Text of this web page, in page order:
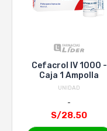
Cefacrol IV 1000 -
Caja 1 Ampolla
UNIDAD
S/28.50